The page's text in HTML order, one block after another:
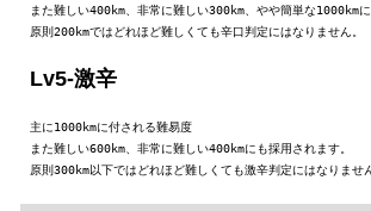
また難しい400km、非常に難しい300km、やや簡単な1000kmに
原則200kmではどれほど難しくても辛口判定にはなりません。
Lv5-激辛
主に1000kmに付される難易度
また難しい600km、非常に難しい400kmにも採用されます。
原則300km以下ではどれほど難しくても激辛判定にはなりません